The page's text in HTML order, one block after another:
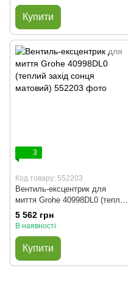
Купити
3
Код товару: 552203
Вентиль-ексцентрик для
миття Grohe 40998DL0 (теплий
захід сонця матовий)
5 562 грн
В наявності
Купити